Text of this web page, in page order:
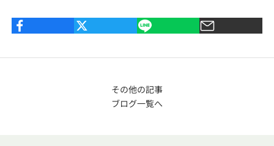
その他の記事
ブログ一覧へ